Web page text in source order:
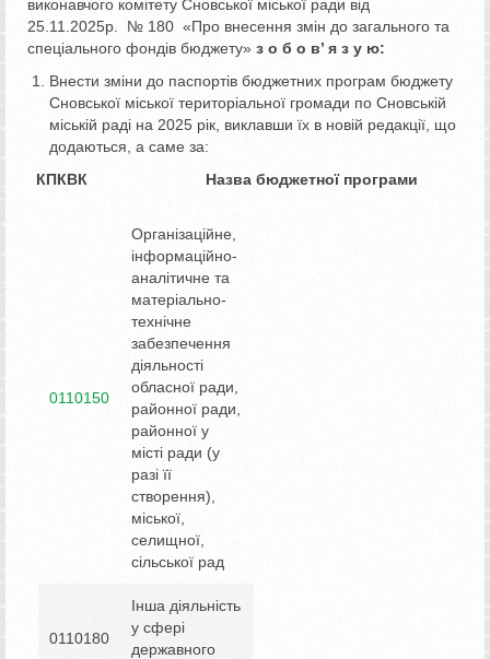
виконавчого комітету Сновської міської ради від
25.11.2025р. № 180 «Про внесення змін до загального та
спеціального фондів бюджету» з о б о в’ я з у ю:
Внести зміни до паспортів бюджетних програм бюджету
Сновської міської територіальної громади по Сновській
міській раді на 2025 рік, виклавши їх в новій редакції, що
додаються, а саме за:
КПКВК Назва бюджетної програми
0110150
Організаційне,
інформаційно-
аналітичне та
матеріально-
технічне
забезпечення
діяльності
обласної ради,
районної ради,
районної у
місті ради (у
разі її
створення),
міської,
селищної,
сільської рад
0110180
Інша діяльність
у сфері
державного